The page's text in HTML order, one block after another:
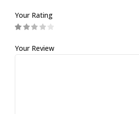
Your Rating
Your Review